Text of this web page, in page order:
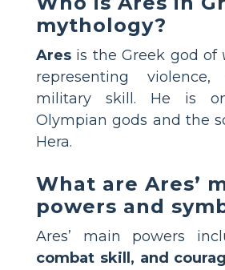
mythology?
Ares is the Greek god of
representing
military skill. He is
Olympian gods and the
Hera.
What are Ares’
powers and
Ares’ main powers
combat skill, and